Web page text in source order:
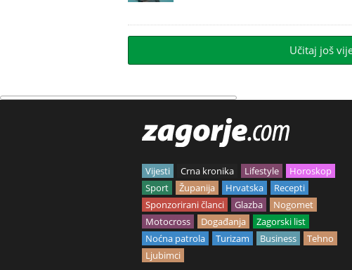
Učitaj još
Vijesti Crna kronika Lifestyle
Horoskop
Sport
Županija Hrvatska
Recepti
Sponzorirani članci
Glazba
Nogomet
Motocross
Događanja
Zagorski list
Noćna patrola
Turizam Business
Tehno
Ljubimci